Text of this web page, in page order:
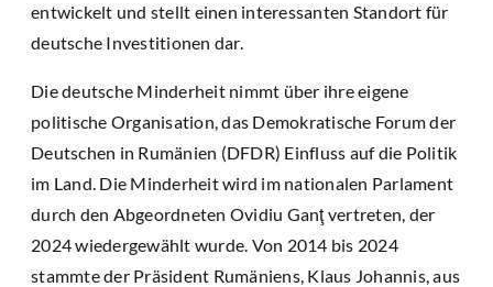
entwickelt und stellt einen interessanten Standort für
deutsche Investitionen dar.
Die deutsche Minderheit nimmt über ihre eigene
politische Organisation, das Demokratische Forum der
Deutschen in Rumänien (DFDR) Einfluss auf die Politik
im Land. Die Minderheit wird im nationalen Parlament
durch den Abgeordneten Ovidiu Ganţ vertreten, der
2024 wiedergewählt wurde. Von 2014 bis 2024
stammte der Präsident Rumäniens, Klaus Johannis, aus